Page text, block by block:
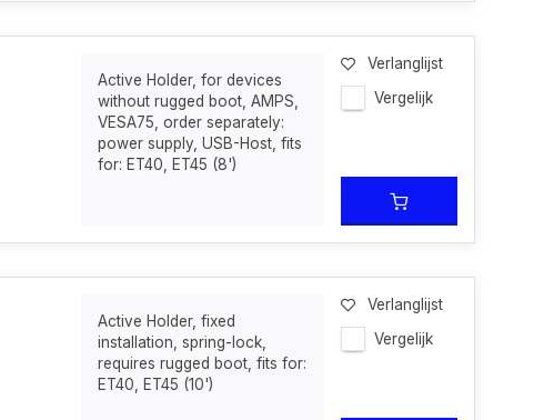
Active Holder, for devices
without rugged boot, AMPS,
VESA75, order separately:
power supply, USB-Host, fits
for: ET40, ET45 (8')
Verlanglijst
Vergelijk
Active Holder, fixed
installation, spring-lock,
requires rugged boot, fits for:
ET40, ET45 (10')
Verlanglijst
Vergelijk